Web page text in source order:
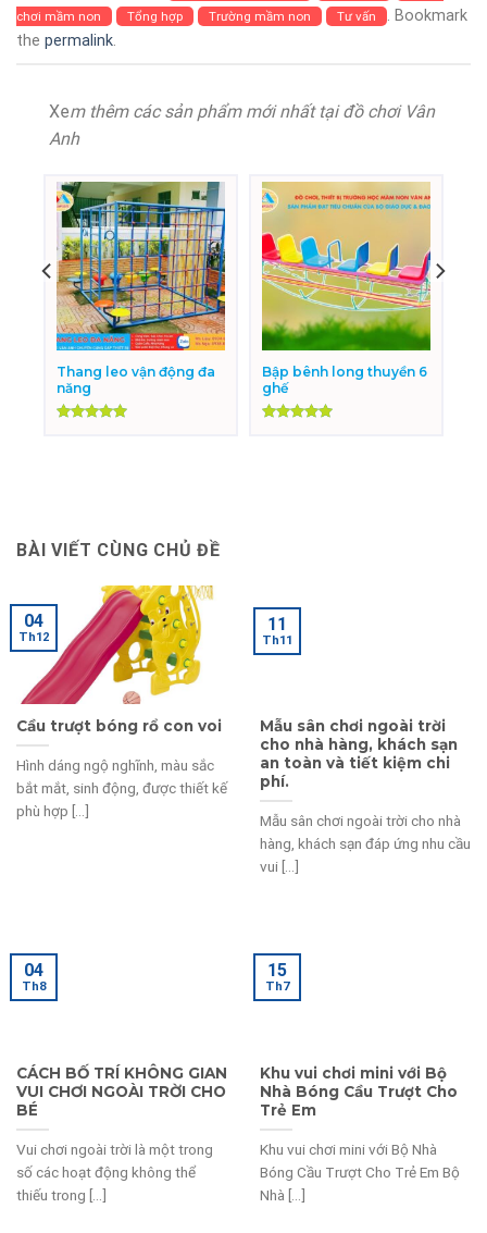
chơi mầm non
Tổng hợp Trường mầm non Tư vấn
. Bookmark
the permalink.
Xem thêm các sản phẩm mới nhất tại đồ chơi Vân
Anh
Thang leo vận động đa
năng
Bập bênh long thuyền 6
ghế
BÀI VIẾT CÙNG CHỦ ĐỀ
Cầu trượt bóng rổ con voi
Hình dáng ngộ nghĩnh, màu sắc
bắt mắt, sinh động, được thiết kế
phù hợp [...]
04
Th12
Mẫu sân chơi ngoài trời
cho nhà hàng, khách sạn
an toàn và tiết kiệm chi
phí.
Mẫu sân chơi ngoài trời cho nhà
hàng, khách sạn đáp ứng nhu cầu
vui [...]
11
Th11
CÁCH BỐ TRÍ KHÔNG GIAN
VUI CHƠI NGOÀI TRỜI CHO
BÉ
Vui chơi ngoài trời là một trong
số các hoạt động không thể
thiếu trong [...]
04
Th8
Khu vui chơi mini với Bộ
Nhà Bóng Cầu Trượt Cho
Trẻ Em
Khu vui chơi mini với Bộ Nhà
Bóng Cầu Trượt Cho Trẻ Em Bộ
Nhà [...]
15
Th7